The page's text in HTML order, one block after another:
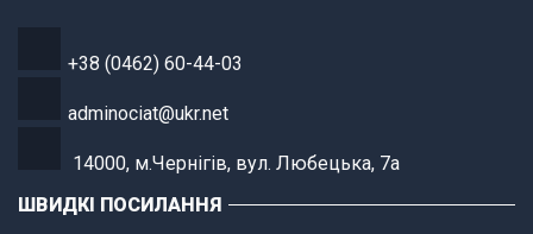
+38 (0462) 60-44-03
adminociat@ukr.net
14000, м.Чернігів, вул. Любецька, 7а
ШВИДКІ ПОСИЛАННЯ